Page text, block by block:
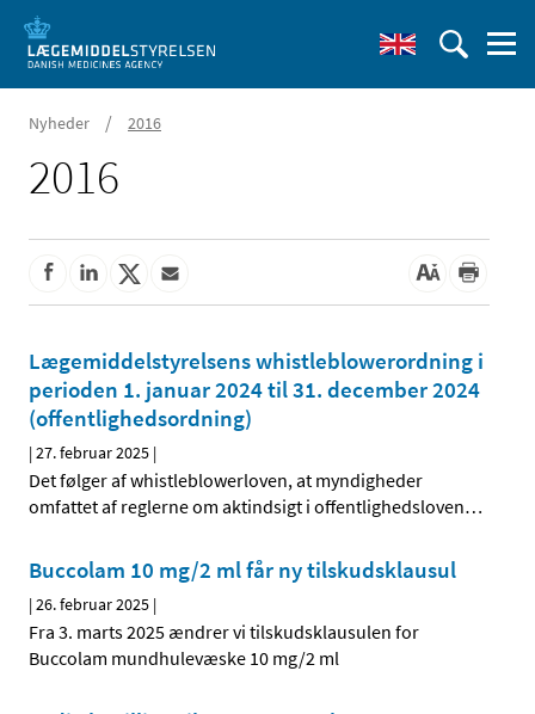
Nyheder / 2016
2016
Lægemiddelstyrelsens whistleblowerordning i
perioden 1. januar 2024 til 31. december 2024
(offentlighedsordning)
|27. februar 2025 |
Det følger af whistleblowerloven, at myndigheder
omfattet af reglerne om aktindsigt i offentlighedsloven…
Buccolam 10 mg/2 ml får ny tilskudsklausul
|26. februar 2025 |
Fra 3. marts 2025 ændrer vi tilskudsklausulen for
Buccolam mundhulevæske 10 mg/2 ml